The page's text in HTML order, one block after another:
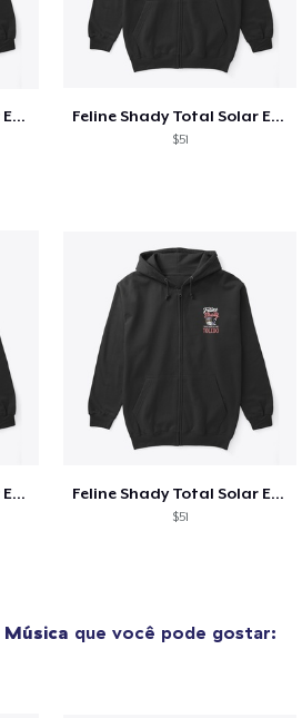
Feline Shady Total Solar Eclipse Texas Feline Shady Total Solar Eclipse Tijuana
$51
Feline Shady Total Solar Eclipse Tijuana Feline Shady Total Solar Eclipse Toledo
$51
Música que você pode gostar: